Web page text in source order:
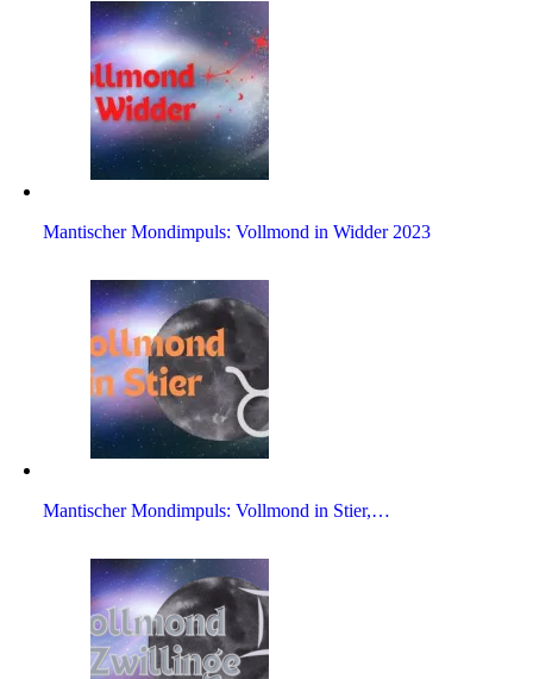
Man­ti­scher Mond­im­puls: Voll­mond in Widder 2023
Man­ti­scher Mond­im­puls: Voll­mond in Stier,…